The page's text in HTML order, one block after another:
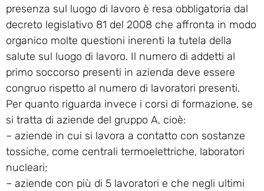
presenza sul luogo di lavoro è resa obbligatoria dal
decreto legislativo 81 del 2008 che affronta in modo
organico molte questioni inerenti la tutela della
salute sul luogo di lavoro. Il numero di addetti al
primo soccorso presenti in azienda deve essere
congruo rispetto al numero di lavoratori presenti.
Per quanto riguarda invece i corsi di formazione, se
si tratta di aziende del gruppo A, cioè:
– aziende in cui si lavora a contatto con sostanze
tossiche, come centrali termoelettriche, laboratori
nucleari;
– aziende con più di 5 lavoratori e che negli ultimi